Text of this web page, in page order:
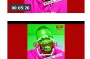
00:05:20